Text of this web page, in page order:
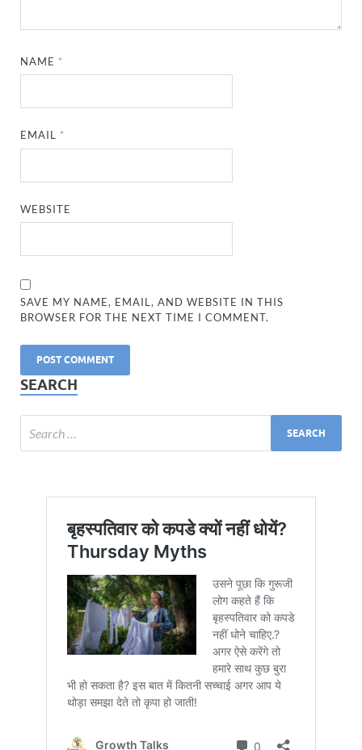
NAME *
EMAIL *
WEBSITE
SAVE MY NAME, EMAIL, AND WEBSITE IN THIS
BROWSER FOR THE NEXT TIME I COMMENT.
SEARCH